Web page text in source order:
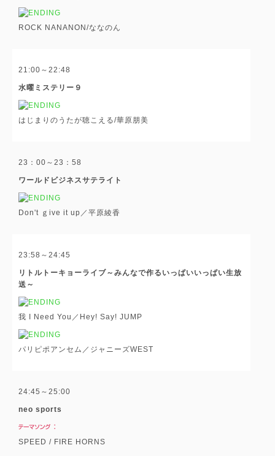
ROCK NANANON/ななのん
21:00～22:48
水曜ミステリー９
はじまりのうたが聴こえる/華原朋美
23：00～23：58
ワールドビジネスサテライト
Don't ｇive it up／平原綾香
23:58～24:45
リトルトーキョーライブ～みんなで作るいっぱいいっぱい生放
送～
我 I Need You／Hey! Say! JUMP
パリピポアンセム／ジャニーズWEST
24:45～25:00
neo sports
SPEED / FIRE HORNS